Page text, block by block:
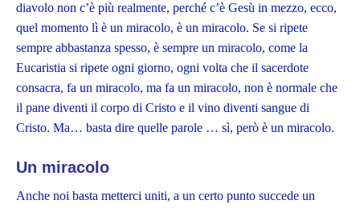
diavolo non c’è più realmente, perché c’è Gesù in mezzo, ecco,
quel momento lì è un miracolo, è un miracolo. Se si ripete
sempre abbastanza spesso, è sempre un miracolo, come la
Eucaristia si ripete ogni giorno, ogni volta che il sacerdote
consacra, fa un miracolo, ma fa un miracolo, non è normale che
il pane diventi il corpo di Cristo e il vino diventi sangue di
Cristo. Ma… basta dire quelle parole … sì, però è un miracolo.
Un miracolo
Anche noi basta metterci uniti, a un certo punto succede un